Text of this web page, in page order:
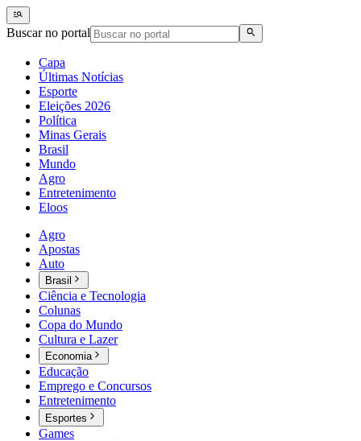
Buscar no portal
Capa
Últimas Notícias
Esporte
Eleições 2026
Política
Minas Gerais
Brasil
Mundo
Agro
Entretenimento
Eloos
Agro
Apostas
Auto
Brasil
Ciência e Tecnologia
Colunas
Copa do Mundo
Cultura e Lazer
Economia
Educação
Emprego e Concursos
Entretenimento
Esportes
Games